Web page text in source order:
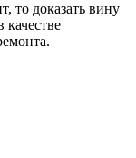
то доказать вину